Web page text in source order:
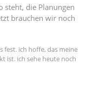
steht, die Planungen
brauchen wir noch
fest. ich hoffe, das meine
ist. ich sehe heute noch